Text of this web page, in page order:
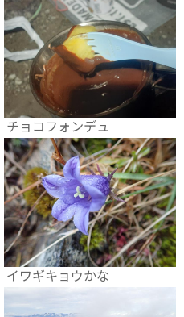
チョコフォンデュ
イワギキョウかな